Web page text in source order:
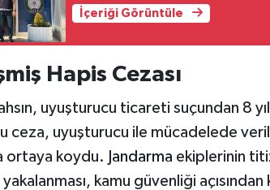
İçeriği Görüntüle
Hapis Cezası
uyuşturucu ticareti suçundan 8
ceza, uyuşturucu ile mücadelede
ortaya koydu. Jandarma ekiplerinin
yakalanması, kamu güvenliği